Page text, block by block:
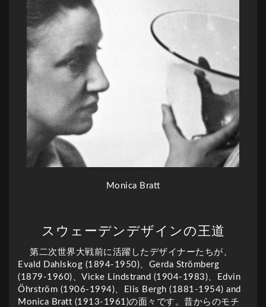
Monica Bratt
スウェーデンデザインの王道
第二次世界大戦前に活躍したデザイナーたちが、
Evald Dahlskog (1894-1950)、Gerda Strömberg
(1879-1960)、Vicke Lindstrand (1904-1983)、Edvin
Öhrström (1906-1994)、Elis Bergh (1881-1954) and
Monica Bratt (1913-1961)の面々です。昔からのモチ